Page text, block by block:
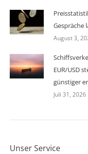
Gespräche
August 3,
EUR/USD
günstiger
Juli 31, 2026
Unser Service